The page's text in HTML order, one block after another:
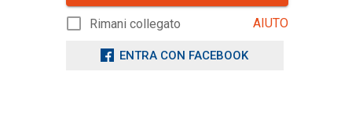
Rimani collegato AIUTO
ENTRA CON FACEBOOK